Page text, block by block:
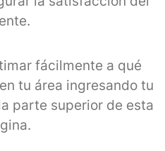
fácilmente a qué
tu área ingresando tu
parte superior de esta